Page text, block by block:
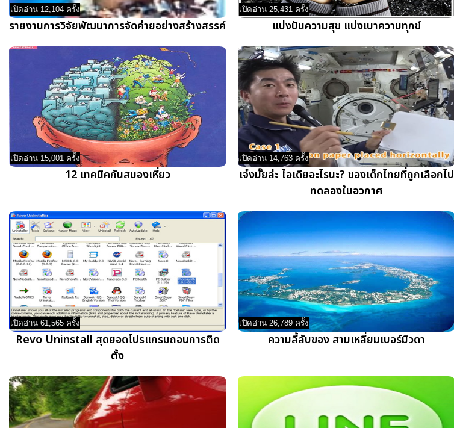
เปิดอ่าน 12,104 ครั้ง
รายงานการวิจัยพัฒนาการจัดค่ายอย่างสร้างสรรค์
เปิดอ่าน 25,431 ครั้ง
แบ่งปันความสุข แบ่งเบาความทุกข์
เปิดอ่าน 15,001 ครั้ง
12 เทคนิคกันสมองเหี่ยว
เปิดอ่าน 14,763 ครั้ง
เจ๋งมั๊ยล่ะ ไอเดียอะไรนะ? ของเด็กไทยที่ถูกเลือกไป
ทดลองในอวกาศ
เปิดอ่าน 61,565 ครั้ง
Revo Uninstall สุดยอดโปรแกรมถอนการติด
ตั้ง
เปิดอ่าน 26,789 ครั้ง
ความลี้ลับของ สามเหลี่ยมเบอร์มิวดา